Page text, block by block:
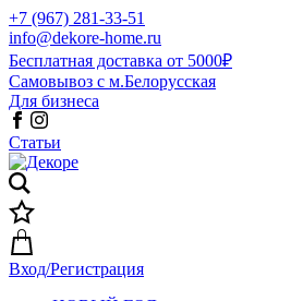
+7 (967) 281-33-51
info@dekore-home.ru
Бесплатная доставка от 5000₽
Самовывоз с м.Белорусская
Для бизнеса
Статьи
Вход/Регистрация